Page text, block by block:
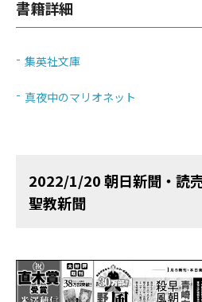
書籍詳細
集英社文庫
真夜中のマリオネット
2022/1/20 朝日新聞・読
聖教新聞